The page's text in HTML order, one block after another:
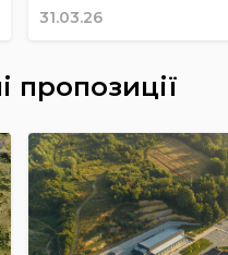
31.03.26
пропозиції